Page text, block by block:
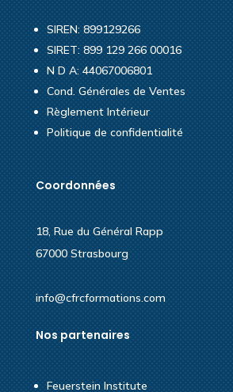
SIREN: 899129266
SIRET: 899 129 266 00016
N D A: 44067006801
Cond. Générales de Ventes
Règlement Intérieur
Politique de confidentialité
Coordonnées
18, Rue du Général Rapp
67000 Strasbourg
info@cfrcformations.com
Nos partenaires
Feuerstein Institute